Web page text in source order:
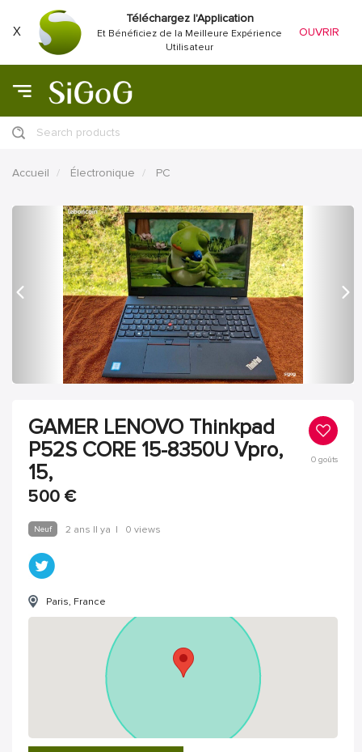
X
Téléchargez l'Application
Et Bénéficiez de la Meilleure Expérience
Utilisateur
OUVRIR
Search products
Accueil Électronique PC
précédent
GAMER LENOVO Thinkpad
P52S CORE 15-8350U Vpro,
15,
500 €
0goûts
Neuf 2 ans Il ya | 0 views
Paris, France